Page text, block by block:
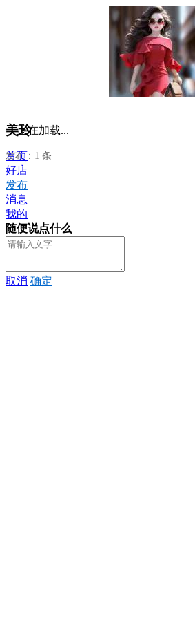
美玲
发布：1 条
正在加载...
首页
好店
发布
消息
我的
随便说点什么
取消 确定